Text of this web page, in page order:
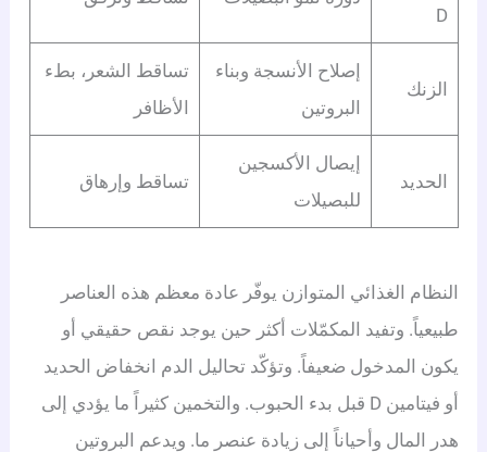
الزنك
إصلاح الأنسجة وبناء
البروتين
تساقط الشعر، بطء
الأظافر
الحديد
إيصال الأكسجين
للبصيلات
تساقط وإرهاق
النظام الغذائي المتوازن يوفّر عادة معظم هذه العناصر
طبيعياً. وتفيد المكمّلات أكثر حين يوجد نقص حقيقي أو
يكون المدخول ضعيفاً. وتؤكّد تحاليل الدم انخفاض الحديد
أو فيتامين D قبل بدء الحبوب. والتخمين كثيراً ما يؤدي إلى
هدر المال وأحياناً إلى زيادة عنصر ما. ويدعم البروتين